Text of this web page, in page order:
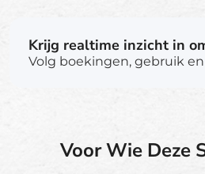
Krijg realtime inzicht in
Volg boekingen, gebruik
Voor Wie Deze